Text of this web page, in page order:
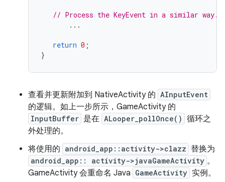
// Process the KeyEvent in a similar way.
...
return 0 ;
}
查看并更新附加到 NativeActivity 的 AInputEvent
的逻辑。如上一步所示，GameActivity 的
InputBuffer 是在 ALooper_pollOnce() 循环之
外处理的。
将使用的 android_app::activity->clazz 替换为
android_app:: activity->javaGameActivity 。
GameActivity 会重命名 Java GameActivity 实例。